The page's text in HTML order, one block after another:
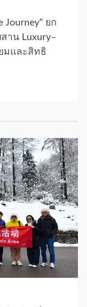
ยก
าน Luxury–
มและสิทธิ